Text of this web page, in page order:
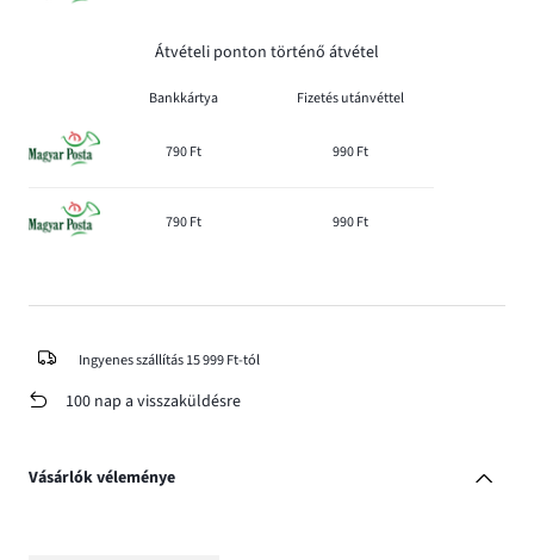
Átvételi ponton történő átvétel
Bankkártya Fizetés utánvéttel
790 Ft 990 Ft
790 Ft 990 Ft
Ingyenes szállítás 15 999 Ft-tól
100 nap a visszaküldésre
Vásárlók véleménye